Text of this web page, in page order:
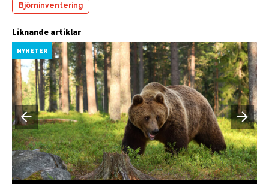
Björninventering
Liknande artiklar
NYHETER